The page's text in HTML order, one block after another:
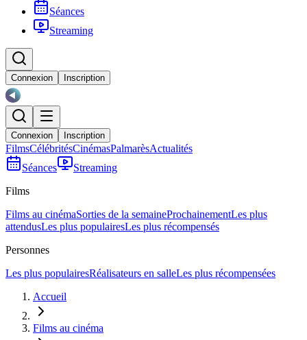
Séances
Streaming
Connexion Inscription
Connexion Inscription
FilmsCélébritésCinémasPalmarèsActualités
Séances
Streaming
Films
Films au cinémaSorties de la semaineProchainementLes plus
attendusLes plus populairesLes plus récompensés
Personnes
Les plus populairesRéalisateurs en salleLes plus récompensées
Accueil
Films au cinéma